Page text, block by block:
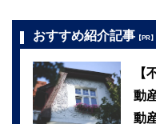
おすすめ紹介記事 【PR】
【
動
動